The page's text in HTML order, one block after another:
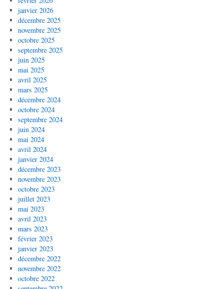
janvier 2026
décembre 2025
novembre 2025
octobre 2025
septembre 2025
juin 2025
mai 2025
avril 2025
mars 2025
décembre 2024
octobre 2024
septembre 2024
juin 2024
mai 2024
avril 2024
janvier 2024
décembre 2023
novembre 2023
octobre 2023
juillet 2023
mai 2023
avril 2023
mars 2023
février 2023
janvier 2023
décembre 2022
novembre 2022
octobre 2022